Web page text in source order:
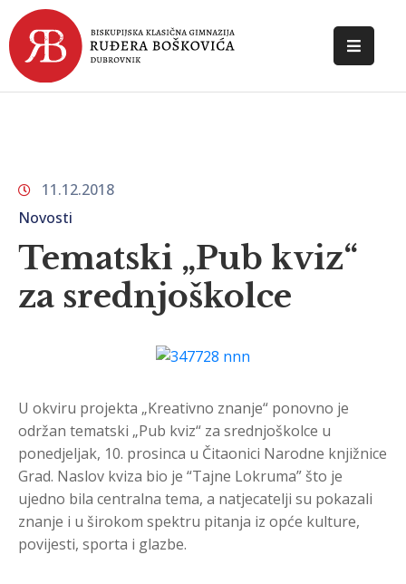
POČETNA
DOKUMENTI
KONTAKT
11.12.2018
Novosti
Tematski „Pub kviz“
za srednjoškolce
U okviru projekta „Kreativno znanje“ ponovno je
održan tematski „Pub kviz“ za srednjoškolce u
ponedjeljak, 10. prosinca u Čitaonici Narodne knjižnice
Grad. Naslov kviza bio je “Tajne Lokruma” što je
ujedno bila centralna tema, a natjecatelji su pokazali
znanje i u širokom spektru pitanja iz opće kulture,
povijesti, sporta i glazbe.